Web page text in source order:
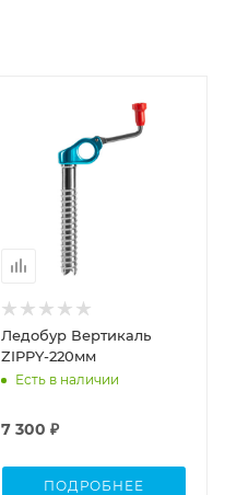
Ледобур Вертикаль
ZIPPY-220мм
Есть в наличии
7 300 ₽
ПОДРОБНЕЕ